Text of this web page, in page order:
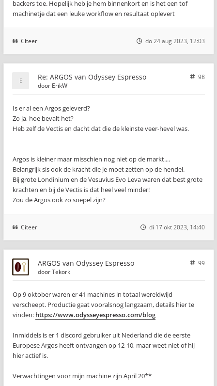
backers toe. Hopelijk heb je hem binnenkort en is het een tof
machinetje dat een leuke workflow en resultaat oplevert
Citeer do 24 aug 2023, 12:03
Re: ARGOS van Odyssey Espresso
98
door ErikW
Is er al een Argos geleverd?
Zo ja, hoe bevalt het?
Heb zelf de Vectis en dacht dat die de kleinste veer-hevel was.
Argos is kleiner maar misschien nog niet op de markt....
Belangrijk sis ook de kracht die je moet zetten op de hendel.
Bij grote Londinium en de Vesuvius Evo Leva waren dat best grote
krachten en bij de Vectis is dat heel veel minder!
Zou de Argos ook zo soepel zijn?
Citeer di 17 okt 2023, 14:40
ARGOS van Odyssey Espresso
99
doorTekork
Op 9 oktober waren er 41 machines in totaal wereldwijd
verscheept. Productie gaat vooralsnog langzaam, details hier te
vinden: https://www.odysseyespresso.com/blog
Inmiddels is er 1 discord gebruiker uit Nederland die de eerste
Europese Argos heeft ontvangen op 12-10, maar weet niet of hij
hier actief is.
Verwachtingen voor mijn machine zijn April 20**